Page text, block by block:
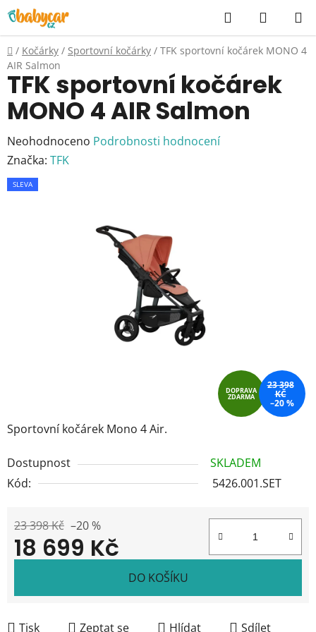
Přejít
na
obsah
Hledat
KOŠÍK
Domů
/ Kočárky / Sportovní kočárky / TFK sportovní kočárek MONO 4
AIR Salmon
Sportovní kočárek Mono 4 Air.
Dostupnost
SKLADEM
Kód:
5426.001.SET
23 398 Kč –20 %
18 699 Kč
DO KOŠÍKU
Tisk Zeptat se Hlídat Sdílet
TFK sportovní kočárek
MONO 4 AIR Salmon
Průměrné
hodnocení
produktu
Neohodnoceno Podrobnosti hodnocení
Značka: TFK
SLEVA
DOPRAVA
ZDARMA
23 398
KČ
–20 %